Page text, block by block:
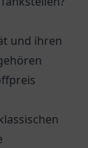
und ihren